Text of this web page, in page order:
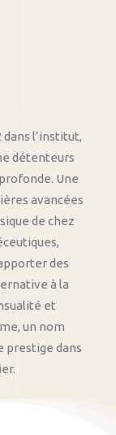
l’institut,
détenteurs
Une
avancées
de chez
des
à la
et
un nom
prestige dans